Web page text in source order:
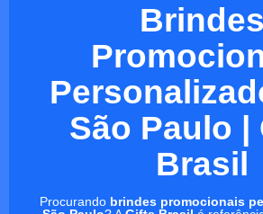
Brindes
São Paulo |
Brasil
Procurando brindes promocionais